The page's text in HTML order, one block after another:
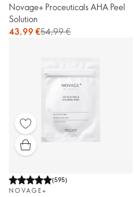
Novage+ Proceuticals AHA Peel
Solution
43,99 €54,99 €
(595)
NOVAGE+